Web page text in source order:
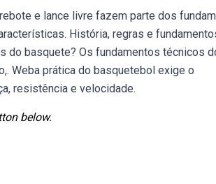
e lance livre fazem parte dos
História, regras e
do basquete? Os fundamentos técnicos
Weba prática do basquetebol exige o
resistência e velocidade.
below.